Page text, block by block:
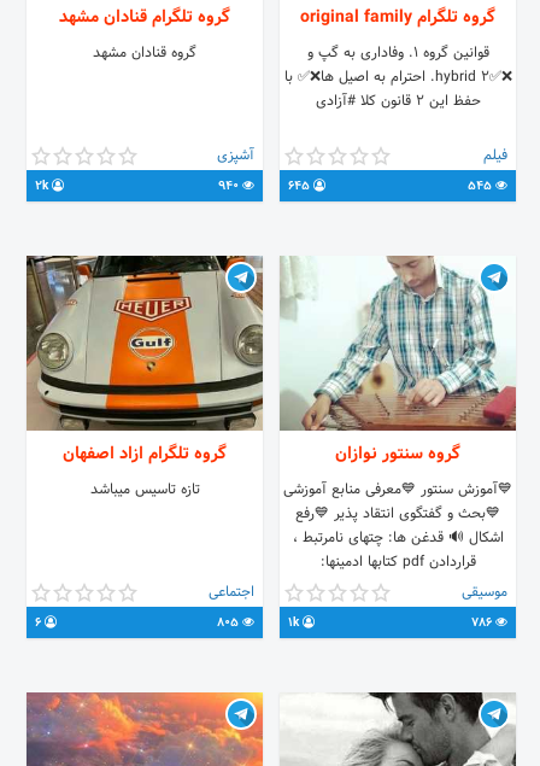
گروه تلگرام original family
قوانین گروه 1. وفاداری به گپ و
❌✅hybrid 2. احترام به اصیل ها❌✅ با
حفظ این 2 قانون کلا #آزادی
فیلم
گروه تلگرام قنادان مشهد
گروه قنادان مشهد
آشپزی
2k
گروه سنتور نوازان
💙آموزش سنتور 💙معرفی منابع آموزشی
💙بحث و گفتگوی انتقاد پذیر 💙رفع
اشکال 🔊 قدغن ها: چتهای نامرتبط ،
قراردادن pdf کتابها ادمینها:
@Hemmati_dorsa @aliibabalo
@amin_kavakebi @bahmanjalali41
لینک گروه:
موسیقی
1k
گروه تلگرام ازاد اصفهان
تازه تاسیس میباشد
اجتماعی